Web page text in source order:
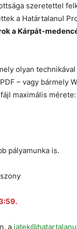
szeretettel
a Határtalanul
a Kárpát-
olyan
– vagy bármely
maximális
pályamunka is.
a